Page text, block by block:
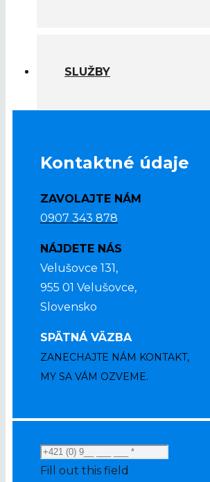
SLUŽBY
Kontaktné údaje
ZAVOLAJTE NÁM
0907 343 878
NÁJDETE NÁS
Velušovce 131,
955 01 Velušovce,
Slovensko
SPÄTNÁ VÄZBA
ZANECHAJTE NÁM KONTAKT,
MY SA VÁM OZVEME.
Fill out this field